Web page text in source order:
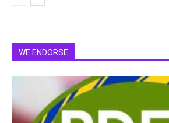
WE ENDORSE